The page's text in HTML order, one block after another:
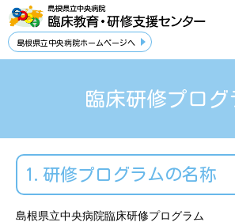
島根県立中央病院ホームページへ
臨床研修プログ
1.研修プログラムの名称
島根県立中央病院臨床研修プログラム